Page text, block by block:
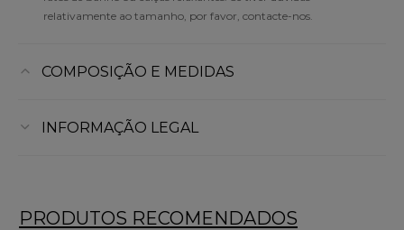
relativamente ao tamanho, por favor, contacte-nos.
COMPOSIÇÃO E MEDIDAS
INFORMAÇÃO LEGAL
PRODUTOS RECOMENDADOS